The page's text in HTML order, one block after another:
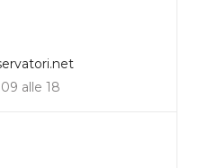
alle 18